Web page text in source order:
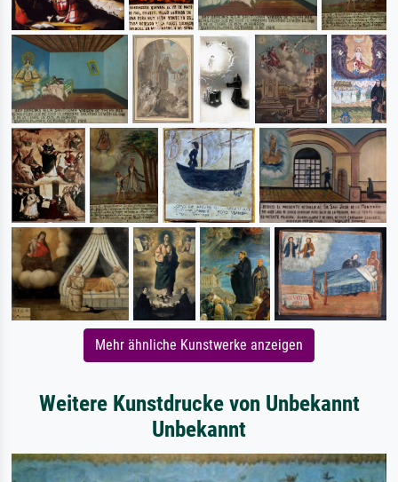
Mehr ähnliche Kunstwerke anzeigen
Weitere Kunstdrucke von Unbekannt
Unbekannt